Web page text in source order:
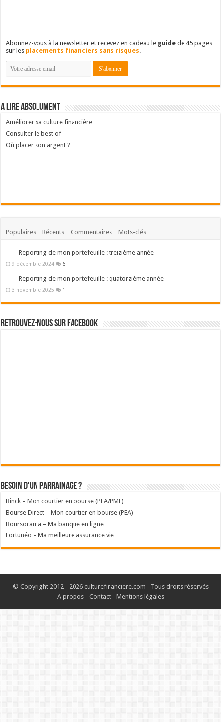
Abonnez-vous à la newsletter et recevez en cadeau le guide de 45 pages
sur les placements financiers sans risques.
A lire absolument
Améliorer sa culture financière
Consulter le best of
Où placer son argent ?
Populaires Récents Commentaires Mots-clés
Reporting de mon portefeuille : treizième année
9 décembre 2024 6
Reporting de mon portefeuille : quatorzième année
3 novembre 2025 1
Retrouvez-nous sur Facebook
Besoin d'un parrainage ?
Binck – Mon courtier en bourse (PEA/PME)
Bourse Direct – Mon courtier en bourse (PEA)
Boursorama – Ma banque en ligne
Fortunéo – Ma meilleure assurance vie
© Copyright 2012 - 2026 culturefinanciere.com - Tous droits réservés
A propos- Contact- Mentions légales